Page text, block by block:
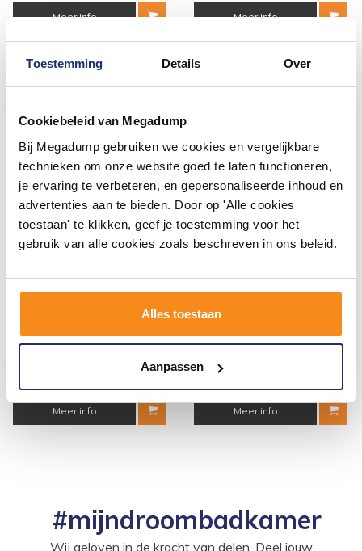
Toestemming Details Over
Cookiebeleid van Megadump
Bij Megadump gebruiken we cookies en vergelijkbare
technieken om onze website goed te laten functioneren,
je ervaring te verbeteren, en gepersonaliseerde inhoud en
advertenties aan te bieden. Door op 'Alle cookies
toestaan' te klikken, geef je toestemming voor het
gebruik van alle cookies zoals beschreven in ons beleid.
Alles toestaan
Aanpassen
Meer info Meer info
Anderen kochten ook
325,49
259,00
Meer info
3 - 5 Weken
78,35
Meer info
#mijndroombadkamer
Wij geloven in de kracht van delen. Deel jouw